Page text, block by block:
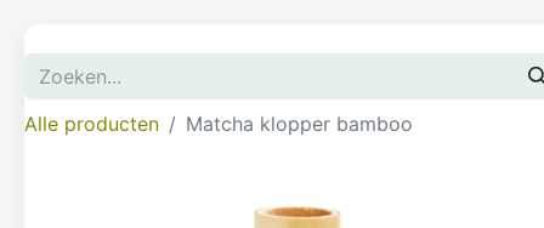
Alle producten Matcha klopper bamboo